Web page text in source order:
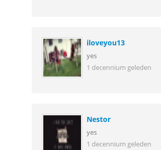
iloveyou13
yes
1 decennium geleden
Nestor
yes
1 decennium geleden